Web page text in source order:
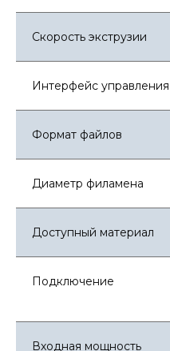
Скорость экструзии
Интерфейс управления
Формат файлов
Диаметр филамена
Доступный материал
Подключение
Входная мощность